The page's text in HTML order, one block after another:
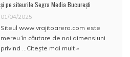
și pe siteurile Segra Media București
01/04/2025
Siteul www.vrajitoarero.com este
mereu în căutare de noi dimensiuni
privind … Citește mai mult »